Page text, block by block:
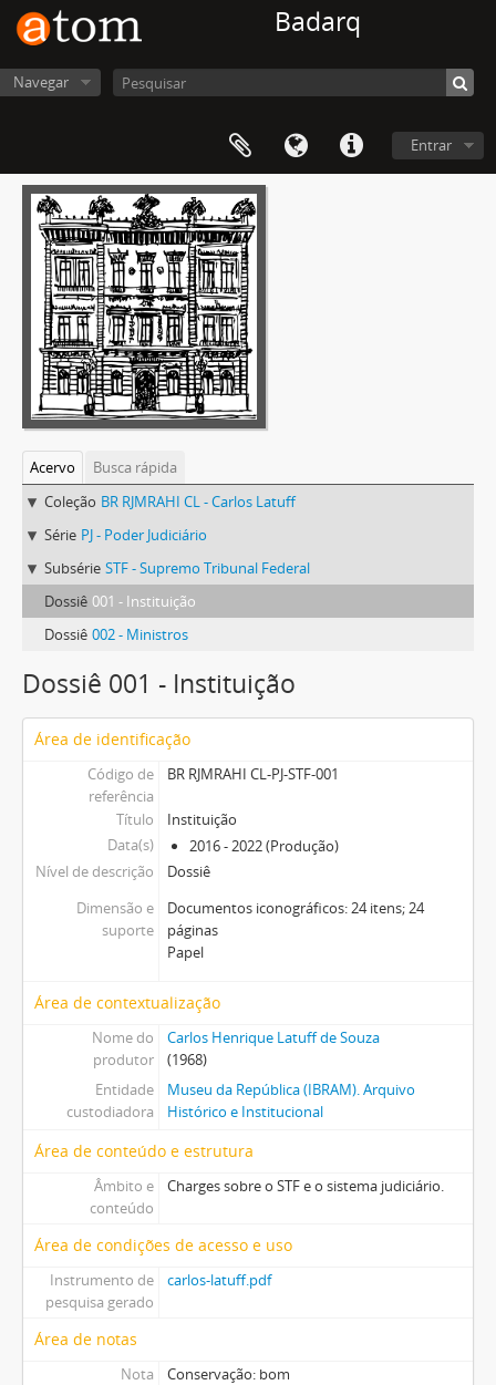
Badarq
Navegar
Entrar
Acervo
Busca rápida
Coleção BR RJMRAHI CL - Carlos Latuff
Série PJ - Poder Judiciário
Subsérie STF - Supremo Tribunal Federal
Dossiê 001 - Instituição
Dossiê 002 - Ministros
Dossiê 001 - Instituição
Área de identificação
Código de
referência
BR RJMRAHI CL-PJ-STF-001
Título
Instituição
Data(s)
2016 - 2022 (Produção)
Nível de descrição
Dossiê
Dimensão e
suporte
Documentos iconográficos: 24 itens; 24
páginas
Papel
Área de contextualização
Nome do
produtor
Carlos Henrique Latuff de Souza
(1968)
Entidade
custodiadora
Museu da República (IBRAM). Arquivo
Histórico e Institucional
Área de conteúdo e estrutura
Âmbito e
conteúdo
Charges sobre o STF e o sistema judiciário.
Área de condições de acesso e uso
Instrumento de
pesquisa gerado
carlos-latuff.pdf
Área de notas
Nota
Conservação: bom